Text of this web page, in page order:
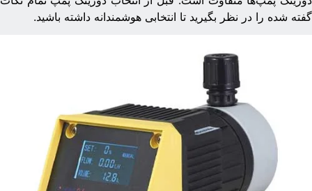
گفته شده را در نظر بگیرید تا انتخابی هوشمندانه داشته باشید.